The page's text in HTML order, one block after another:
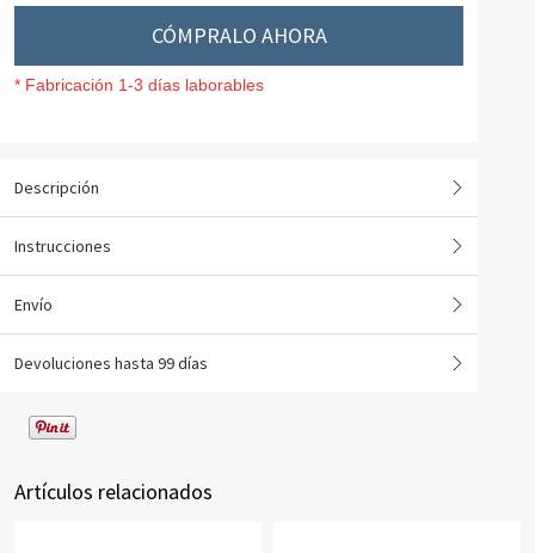
CÓMPRALO AHORA
* Fabricación 1-3 días laborables
Descripción
Instrucciones
Envío
Devoluciones hasta 99 días
Artículos relacionados